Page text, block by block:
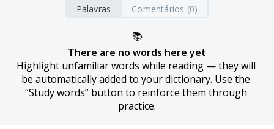
Palavras Comentários (0)
📚
There are no words here yet
Highlight unfamiliar words while reading — they will
be automatically added to your dictionary. Use the
“Study words” button to reinforce them through
practice.